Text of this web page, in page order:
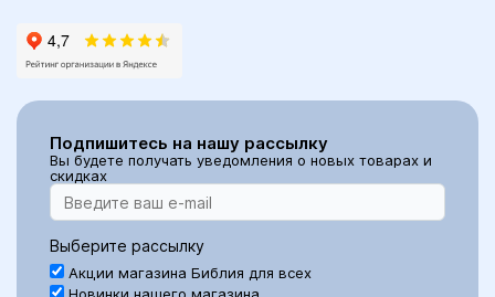
Подпишитесь на нашу рассылку
Вы будете получать уведомления о новых товарах и
скидках
Выберите рассылку
Акции магазина Библия для всех